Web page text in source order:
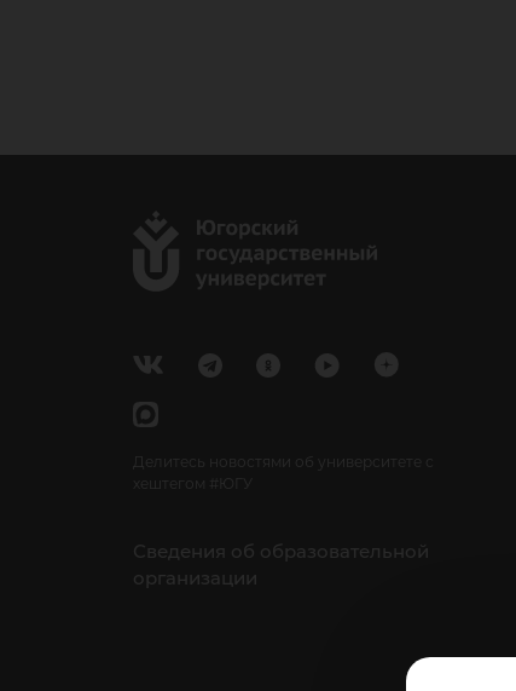
Делитесь новостями об университете с
хештегом #ЮГУ
Сведения об образовательной
организации